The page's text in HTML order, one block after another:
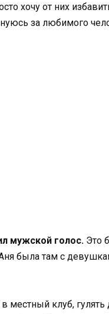
хочу от них
за любимого
мужской голос. Это
была там с
местный клуб,